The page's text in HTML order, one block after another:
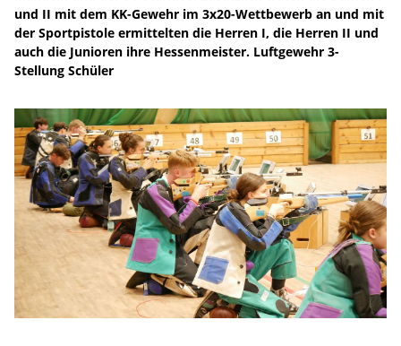
und II mit dem KK-Gewehr im 3x20-Wettbewerb an und mit
der Sportpistole ermittelten die Herren I, die Herren II und
auch die Junioren ihre Hessenmeister. Luftgewehr 3-
Stellung Schüler